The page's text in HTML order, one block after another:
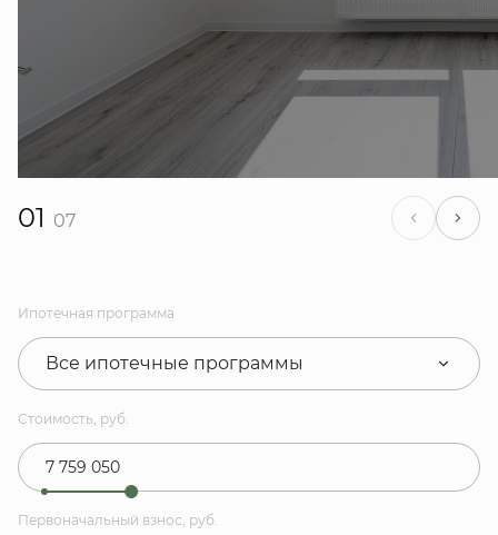
01 07
Ипотечная программа
Все ипотечные программы
Стоимость, руб.
Первоначальный взнос, руб.